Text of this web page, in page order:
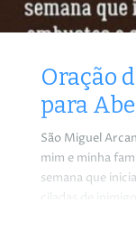
Oração
para
São Miguel
mim e minha
semana que
ciladas de